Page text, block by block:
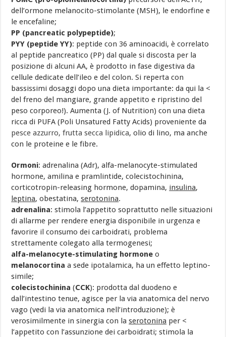
dell’ormone melanocito-stimolante (MSH), le endorfine e
le encefaline;
PP (pancreatic polypeptide);
PYY (peptide YY): peptide con 36 aminoacidi, è correlato
al peptide pancreatico (PP) dal quale si discosta per la
posizione di alcuni AA, è prodotto in fase digestiva da
cellule dedicate dell’ileo e del colon. Si reperta con
bassissimi dosaggi dopo una dieta importante: da qui la <
del freno del mangiare, grande appetito e ripristino del
peso corporeo!). Aumenta (J. of Nutrition) con una dieta
ricca di PUFA (Poli Unsatured Fatty Acids) proveniente da
pesce azzurro, frutta secca lipidica, olio di lino, ma anche
con le proteine e le fibre.
Ormoni: adrenalina (Adr), alfa-melanocyte-stimulated
hormone, amilina e pramlintide, colecistochinina,
corticotropin-releasing hormone, dopamina, insulina,
leptina, obestatina,serotonina.
adrenalina: stimola l’appetito soprattutto nelle situazioni
di allarme per rendere energia disponibile in urgenza e
favorire il consumo dei carboidrati, problema
strettamente colegato alla termogenesi;
alfa-melanocyte-stimulating hormone o
melanocortina a sede ipotalamica, ha un effetto leptino-
simile;
colecistochinina (CCK): prodotta dal duodeno e
dall’intestino tenue, agisce per la via anatomica del nervo
vago (vedi la via anatomica nell’introduzione); è
verosimilmente in sinergia con laserotonina per <
l’appetito con l’assunzione dei carboidrati; stimola la